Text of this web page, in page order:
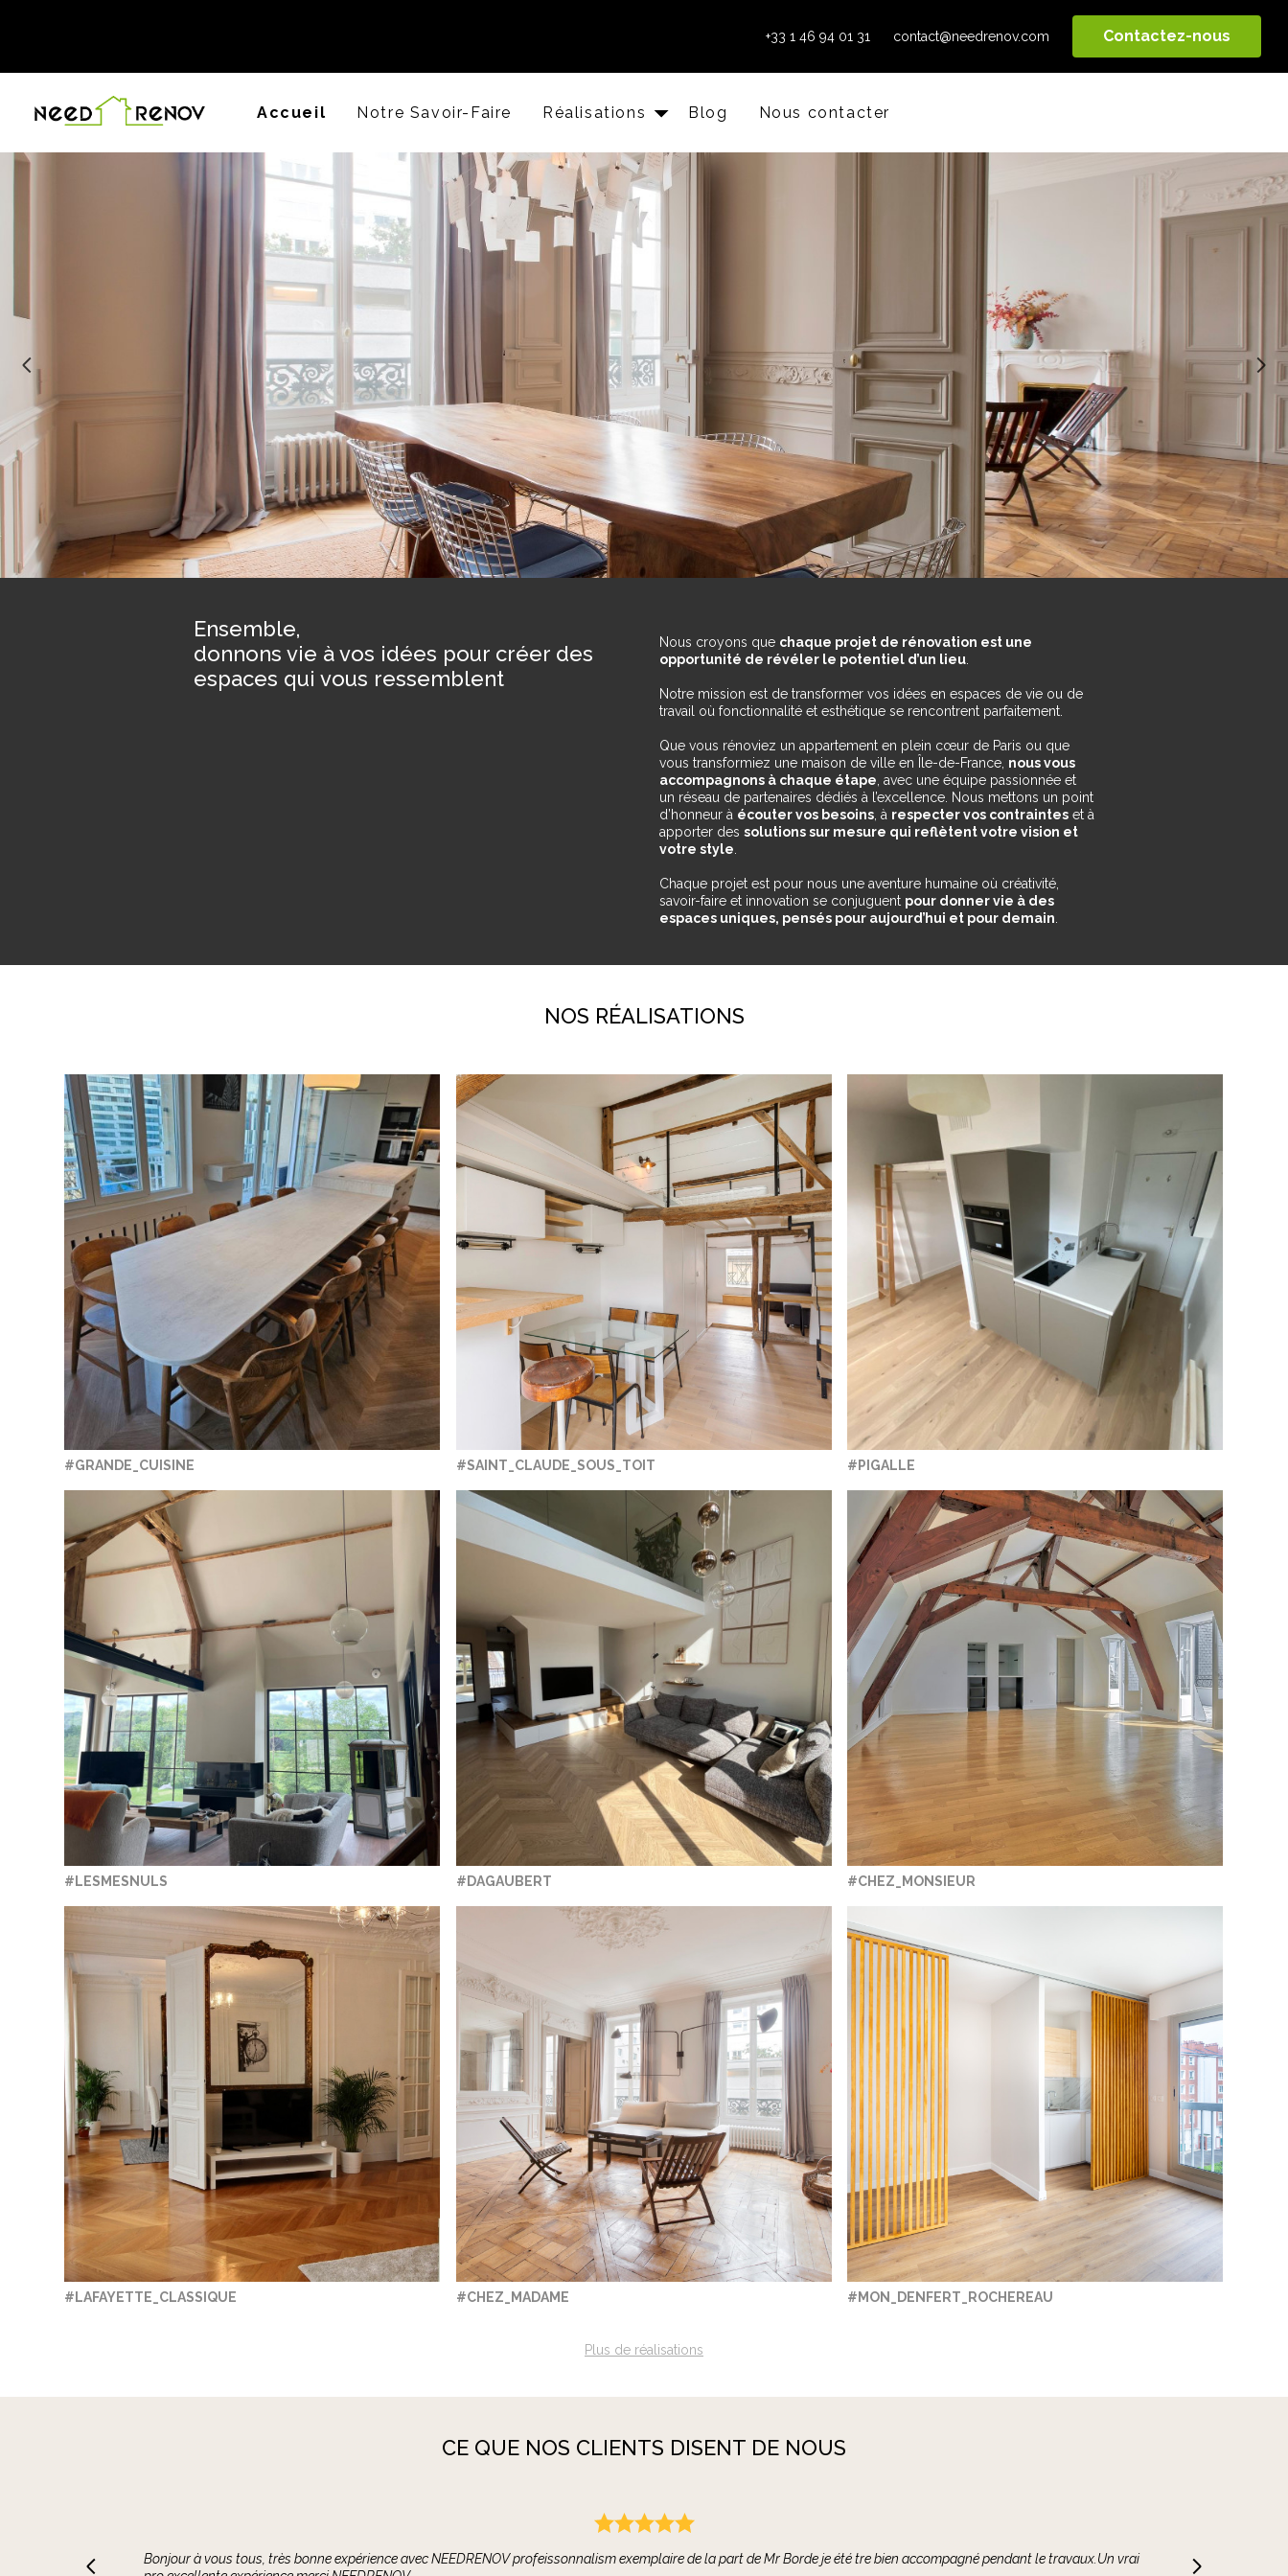
principal
+33 1 46 94 01 31 contact@needrenov.com Contactez-nous
Accueil Notre Savoir-Faire Réalisations Blog Nous contacter
Ensemble,
donnons vie à vos idées pour créer des
espaces qui vous ressemblent
Nous croyons que chaque projet de rénovation est une
opportunité de révéler le potentiel d’un lieu
Notre mission est de transformer vos idées en espaces de vie ou de
travail où fonctionnalité et esthétique se rencontrent parfaitement.
Que vous rénoviez un appartement en plein cœur de Paris ou que
vous transformiez une maison de ville en Île-de-France, nous vous
accompagnons à chaque étape , avec une équipe passionnée et
un réseau de partenaires dédiés à l’excellence. Nous mettons un point
d’honneur à écouter vos besoins , à respecter vos contraintes et à
apporter des solutions sur mesure qui reflètent votre vision et
votre style
Chaque projet est pour nous une aventure humaine où créativité,
savoir-faire et innovation se conjuguent pour donner vie à des
espaces uniques, pensés pour aujourd’hui et pour demain
NOS RÉALISATIONS
#GRANDE_CUISINE #SAINT_CLAUDE_SOUS_TOIT #PIGALLE
#LESMESNULS #DAGAUBERT #CHEZ_MONSIEUR
#LAFAYETTE_CLASSIQUE #CHEZ_MADAME #MON_DENFERT_ROCHEREAU
Plus de réalisations
CE QUE NOS CLIENTS DISENT DE NOUS
En tant qu'architecte d'intérieur, j'ai eu le plaisir de collaborer avec NEED RENOV sur plusieurs projets, et je ne peux que recommander leurs services. Leur équipe est non
seulement professionnelle, mais aussi extrêmement compétente et réactive. L'équipe de NEED RENOV se distingue par sa capacité à comprendre les besoins spécifiques
de chaque projet et à proposer des solutions adaptées. Leur attention aux détails et leur engagement envers la qualité se reflètent dans chaque étape du processus, de la